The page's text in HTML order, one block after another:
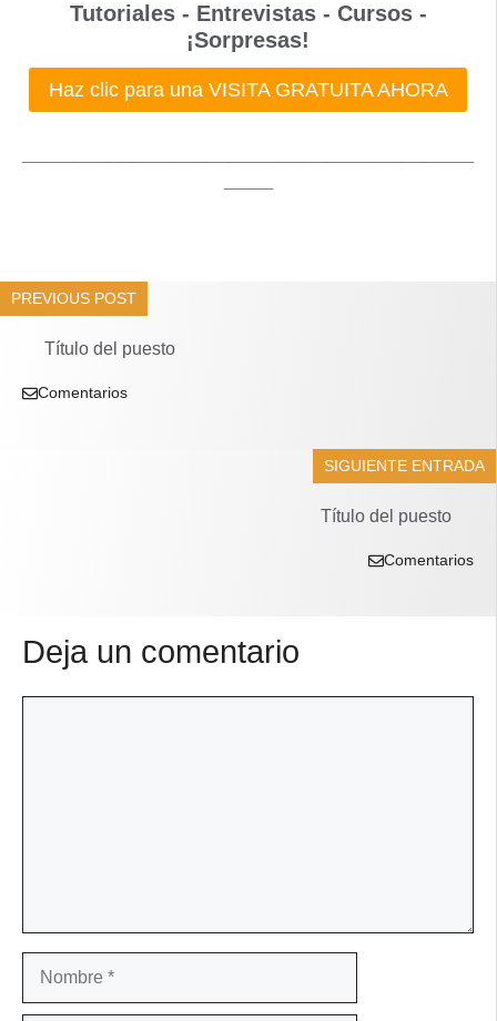
Tutoriales - Entrevistas - Cursos -
¡Sorpresas!
Haz clic para una VISITA GRATUITA AHORA
PREVIOUS POST
Título del puesto
Comentarios
SIGUIENTE ENTRADA
Título del puesto
Comentarios
Deja un comentario